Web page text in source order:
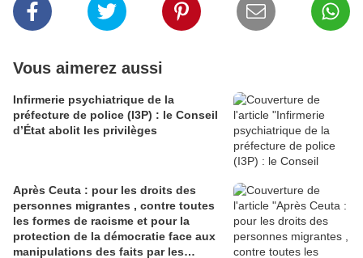
Vous aimerez aussi
Infirmerie psychiatrique de la
préfecture de police (I3P) : le Conseil
d’État abolit les privilèges
Après Ceuta : pour les droits des
personnes migrantes , contre toutes
les formes de racisme et pour la
protection de la démocratie face aux
manipulations des faits par les